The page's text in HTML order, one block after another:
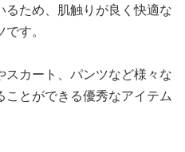
ため、肌触りが良く快適な
す。
カート、パンツなど様々な
とができる優秀なアイテム